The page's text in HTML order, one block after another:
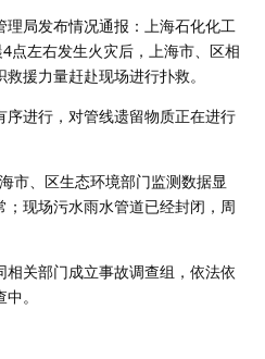
局发布情况通报：上海石化化工
点左右发生火灾后，上海市、区相
援力量赶赴现场进行扑救。
进行，对管线遗留物质正在进行
市、区生态环境部门监测数据显
现场污水雨水管道已经封闭，周
关部门成立事故调查组，依法依
。